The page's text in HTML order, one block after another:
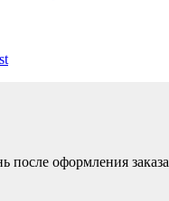
после оформления заказа